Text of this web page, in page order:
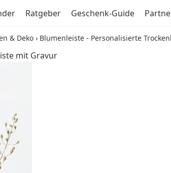
Ratgeber Geschenk-Guide
& Deko › Blumenleiste - Personalisierte
mit Gravur